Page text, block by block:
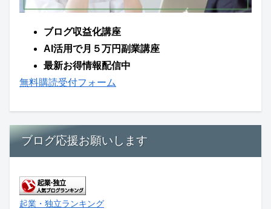
ブログ収益化講座
AI活用で月５万円副業講座
最新お得情報配信中
無料購読受付フォーム
ブログ応援お願いします
起業・独立ランキング